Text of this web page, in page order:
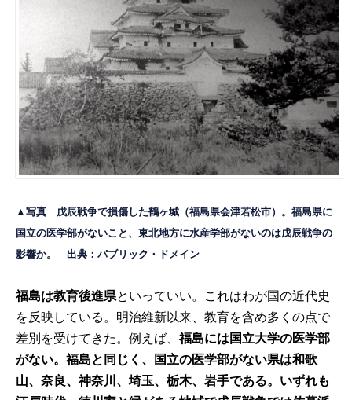
▲写真 戊辰戦争で損傷した鶴ヶ城（福島県会津若松市）。福島県に
国立の医学部がないこと、東北地方に水産学部がないのは戊辰戦争の
影響か。 出典：パブリック・ドメイン
福島は教育後進県といっていい。これはわが国の近代史
を反映している。明治維新以来、教育を含め多くの点で
差別を受けてきた。例えば、福島には国立大学の医学部
がない。福島と同じく、国立の医学部がない県は和歌
山、奈良、神奈川、埼玉、栃木、岩手である。いずれも